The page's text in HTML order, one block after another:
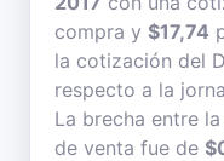
compra y $17,74
la cotización del
respecto a la
La brecha entre
de venta fue de